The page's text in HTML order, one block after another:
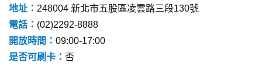
地址： 248004 新北市五股區凌雲路三段130號
電話： (02)2292-8888
開放時間： 09:00-17:00
是否可刷卡： 否